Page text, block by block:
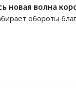
новая волна
обороты